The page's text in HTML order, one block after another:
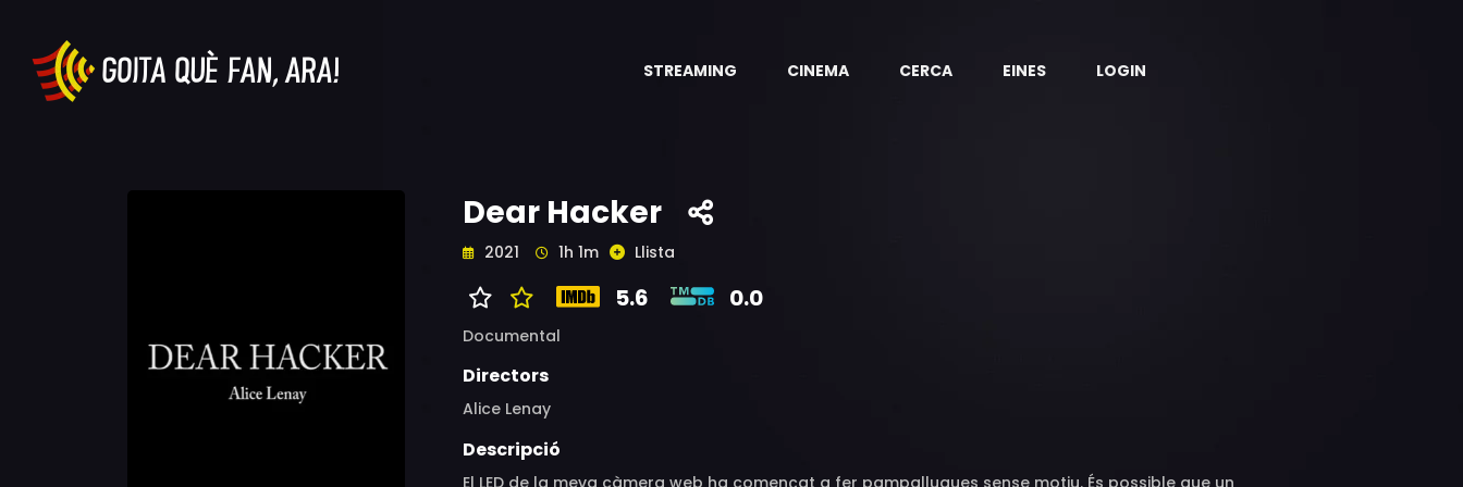
STREAMING CINEMA CERCA EINES LOGIN
Dear Hacker
2021 1h 1m Llista
5.6 0.0
Documental
Directors
Alice Lenay
Descripció
El LED de la meva càmera web ha començat a fer pampallugues sense motiu. És possible que un